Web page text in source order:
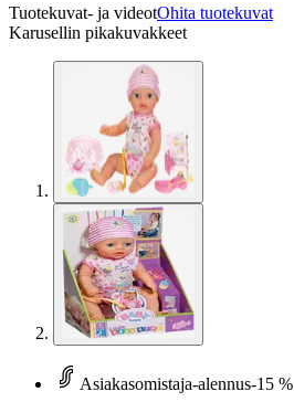
Tuotekuvat- ja videotOhita tuotekuvat
Karusellin pikakuvakkeet
Asiakasomistaja-alennus-15 %